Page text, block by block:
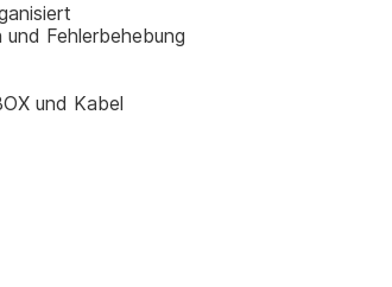
Fehlerbehebung
und Kabel